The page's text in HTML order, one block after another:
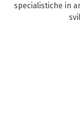
specialistiche in